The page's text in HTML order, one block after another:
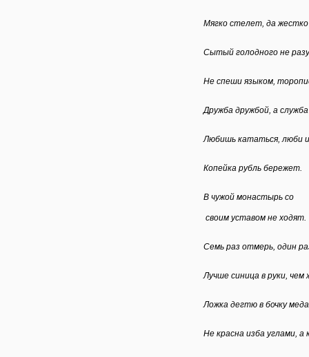
Мягко стелет, да
Сытый голодного не
Не спеши языком,
Дружба дружбой, а
Любишь кататься, люби
Копейка рубль бережет.
В чужой монастырь со
своим уставом не ходят.
Семь раз отмерь, один
Лучше синица в руки, чем
Ложка дегтю в бочку
Не красна изба углами, а